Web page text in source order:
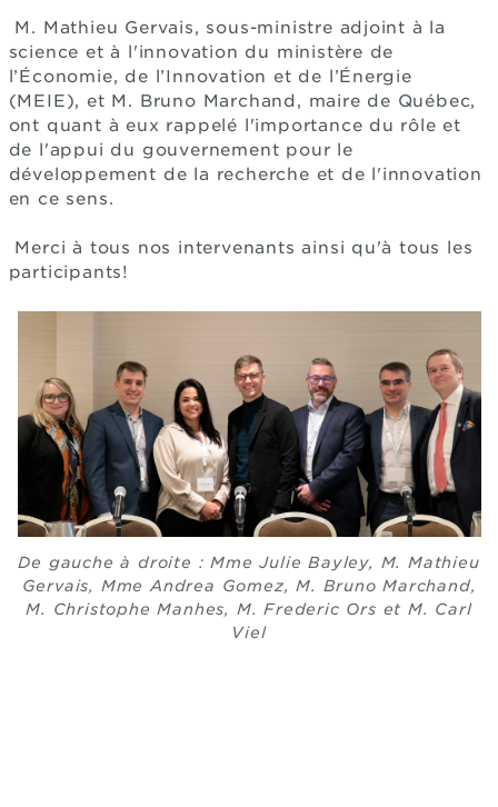
M. Mathieu Gervais, sous-ministre adjoint à la
science et à l'innovation du ministère de
l’Économie, de l’Innovation et de l’Énergie
(MEIE), et M. Bruno Marchand, maire de Québec,
ont quant à eux rappelé l'importance du rôle et
de l'appui du gouvernement pour le
développement de la recherche et de l'innovation
en ce sens.
Merci à tous nos intervenants ainsi qu'à tous les
participants!
De gauche à droite : Mme Julie Bayley, M. Mathieu
Gervais, Mme Andrea Gomez, M. Bruno Marchand,
M. Christophe Manhes, M. Frederic Ors et M. Carl
Viel